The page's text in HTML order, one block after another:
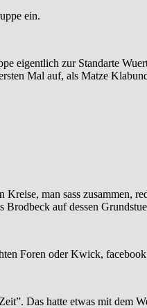
ein.
eigentlich zur Standarte
Mal auf, als Matze
Kreise, man sass
Brodbeck auf dessen
Foren oder Kwick,
Das hatte etwas mit dem